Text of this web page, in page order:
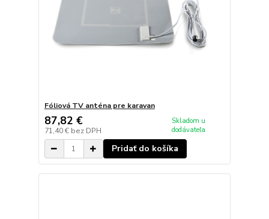
Fóliová TV anténa pre karavan
87,82 €
71,40 € bez DPH
Skladom u
dodávateľa
Pridať do košíka